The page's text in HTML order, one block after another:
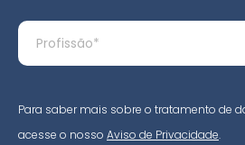
Para saber mais sobre o tratamento de
acesse o nosso Aviso de Privacidade.